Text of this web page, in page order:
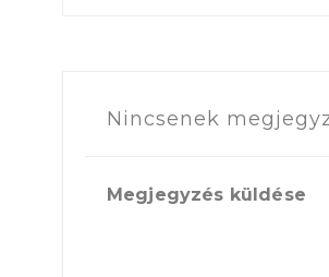
Nincsenek
Megjegyzés küldése